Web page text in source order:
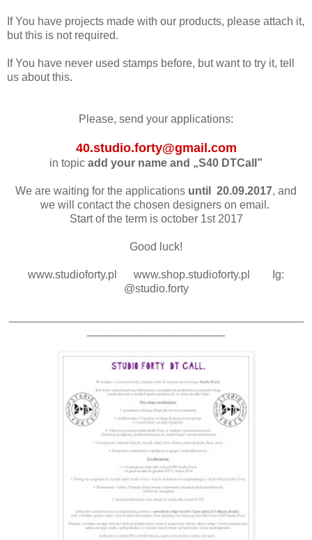
If You have projects made with our products, please attach it,
but this is not required.
If You have never used stamps before, but want to try it, tell
us about this.
Please, send your applications:
40.studio.forty@gmail.com
in topic add your name and „S40 DTCall”
We are waiting for the applications until 20.09.2017, and
we will contact the chosen designers on email.
Start of the term is october 1st 2017
Good luck!
www.studioforty.pl www.shop.studioforty.pl Ig:
@studio.forty